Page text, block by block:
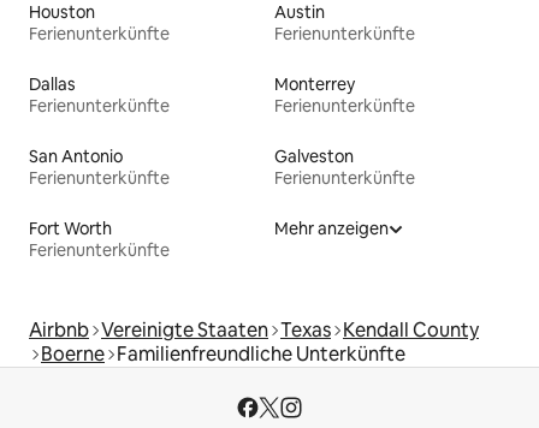
Houston
Ferienunterkünfte
Austin
Ferienunterkünfte
Dallas
Ferienunterkünfte
Monterrey
Ferienunterkünfte
San Antonio
Ferienunterkünfte
Galveston
Ferienunterkünfte
Fort Worth
Ferienunterkünfte
Mehr anzeigen
Airbnb Vereinigte Staaten Texas Kendall County
Boerne Familienfreundliche Unterkünfte